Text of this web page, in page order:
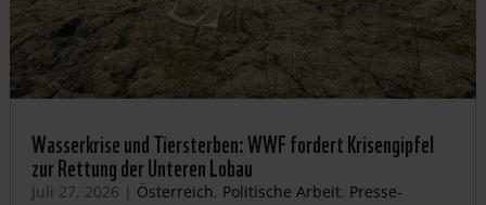
Wasserkrise und Tiersterben: WWF fordert Krisengipfel
zur Rettung der Unteren Lobau
Juli 27, 2026 | Österreich, Politische Arbeit, Presse-